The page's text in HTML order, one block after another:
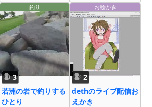
釣り
3
若洲の岩で釣りする
ひとり
お絵かき
2
dethのライブ配信お
えかき